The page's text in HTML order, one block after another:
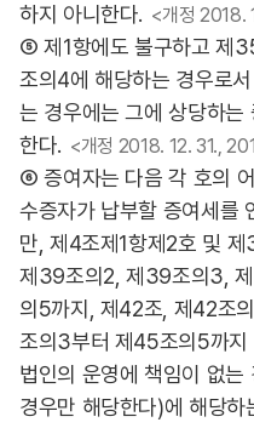
하지 아니한다. <개정 2018.
⑤ 제1항에도 불구하고 제
조의4에 해당하는 경우로
는 경우에는 그에 상당하는
한다. <개정 2018. 12. 31.,
⑥ 증여자는 다음 각 호의
수증자가 납부할 증여세를
만, 제4조제1항제2호 및
제39조의2, 제39조의3,
의5까지, 제42조, 제42조
조의3부터 제45조의5까지
법인의 운영에 책임이 없
경우만 해당한다)에 해당하